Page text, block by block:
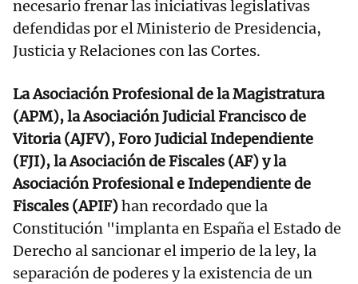
necesario frenar las iniciativas legislativas
defendidas por el Ministerio de Presidencia,
Justicia y Relaciones con las Cortes.
La Asociación Profesional de la Magistratura
(APM), la Asociación Judicial Francisco de
Vitoria (AJFV), Foro Judicial Independiente
(FJI), la Asociación de Fiscales (AF) y la
Asociación Profesional e Independiente de
Fiscales (APIF)han recordado que la
Constitución "implanta en España el Estado de
Derecho al sancionar el imperio de la ley, la
separación de poderes y la existencia de un